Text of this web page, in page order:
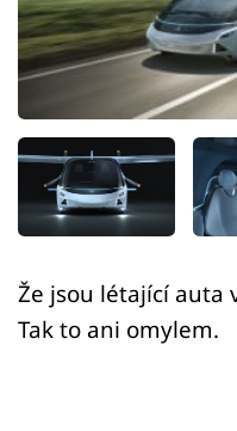
Videa
Sledujte prima+
Přihlášení
Sledujte nás
Že jsou létající auta
Tak to ani omylem.